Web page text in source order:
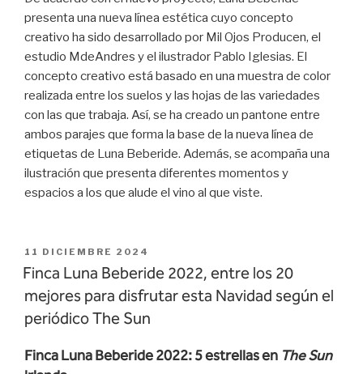
presenta una nueva línea estética cuyo concepto
creativo ha sido desarrollado por Mil Ojos Producen, el
estudio MdeAndres y el ilustrador Pablo Iglesias. El
concepto creativo está basado en una muestra de color
realizada entre los suelos y las hojas de las variedades
con las que trabaja. Así, se ha creado un pantone entre
ambos parajes que forma la base de la nueva línea de
etiquetas de Luna Beberide. Además, se acompaña una
ilustración que presenta diferentes momentos y
espacios a los que alude el vino al que viste.
PUBLICADO
EL
11 DICIEMBRE 2024
Finca Luna Beberide 2022, entre los 20
mejores para disfrutar esta Navidad según el
periódico The Sun
Finca Luna Beberide 2022: 5 estrellas en The Sun